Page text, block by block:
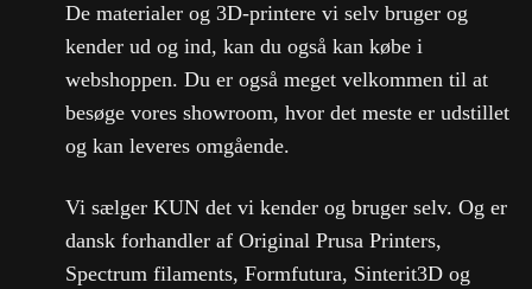
De materialer og 3D-printere vi selv bruger og
kender ud og ind, kan du også kan købe i
webshoppen. Du er også meget velkommen til at
besøge vores showroom, hvor det meste er udstillet
og kan leveres omgående.
Vi sælger KUN det vi kender og bruger selv. Og er
dansk forhandler af Original Prusa Printers,
Spectrum filaments, Formfutura, Sinterit3D og